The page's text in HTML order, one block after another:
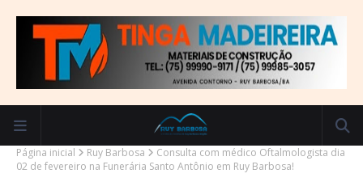
Página inicial Ruy Barbosa
Consulta com médico Oftalmologista dia
02 de fevereiro na Funerária Santo Antônio em Ruy Barbosa!